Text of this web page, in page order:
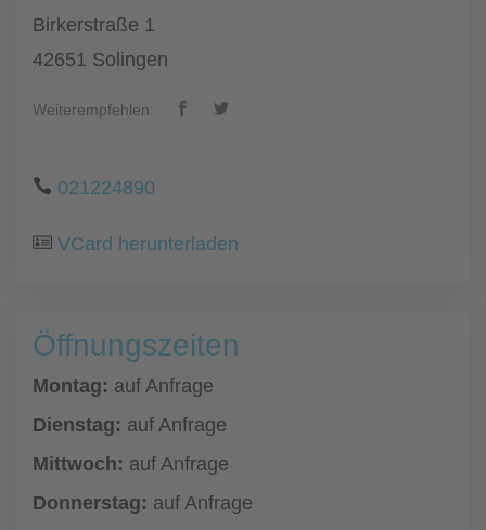
Birkerstraße 1
42651 Solingen
Weiterempfehlen:
021224890
VCard herunterladen
Öffnungszeiten
Montag: auf Anfrage
Dienstag: auf Anfrage
Mittwoch: auf Anfrage
Donnerstag: auf Anfrage